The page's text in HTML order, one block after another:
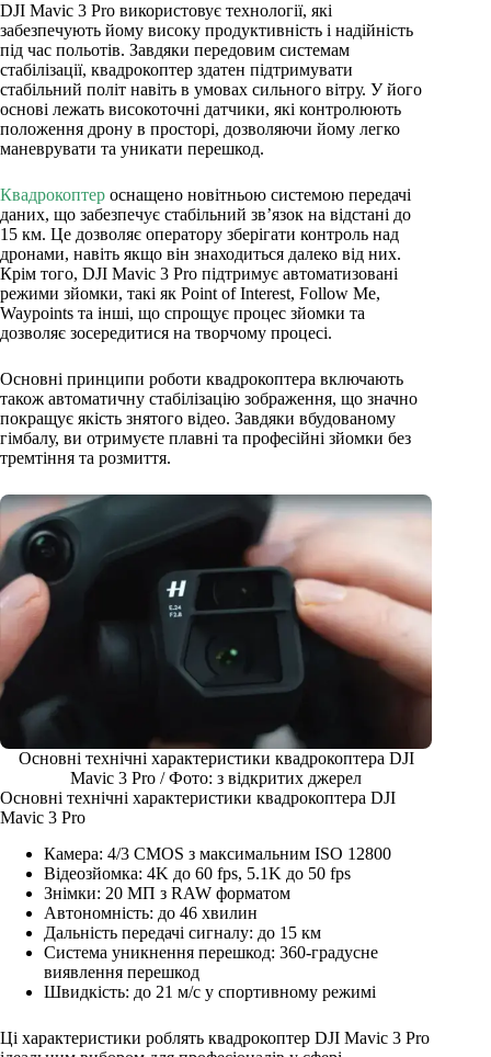
DJI Mavic 3 Pro використовує технології, які
забезпечують йому високу продуктивність і надійність
під час польотів. Завдяки передовим системам
стабілізації, квадрокоптер здатен підтримувати
стабільний політ навіть в умовах сильного вітру. У його
основі лежать високоточні датчики, які контролюють
положення дрону в просторі, дозволяючи йому легко
маневрувати та уникати перешкод.
Квадрокоптер оснащено новітньою системою передачі
даних, що забезпечує стабільний зв’язок на відстані до
15 км. Це дозволяє оператору зберігати контроль над
дронами, навіть якщо він знаходиться далеко від них.
Крім того, DJI Mavic 3 Pro підтримує автоматизовані
режими зйомки, такі як Point of Interest, Follow Me,
Waypoints та інші, що спрощує процес зйомки та
дозволяє зосередитися на творчому процесі.
Основні принципи роботи квадрокоптера включають
також автоматичну стабілізацію зображення, що значно
покращує якість знятого відео. Завдяки вбудованому
гімбалу, ви отримуєте плавні та професійні зйомки без
тремтіння та розмиття.
Основні технічні характеристики квадрокоптера DJI
Mavic 3 Pro / Фото: з відкритих джерел
Основні технічні характеристики квадрокоптера DJI
Mavic 3 Pro
Камера: 4/3 CMOS з максимальним ISO 12800
Відеозйомка: 4K до 60 fps, 5.1K до 50 fps
Знімки: 20 МП з RAW форматом
Автономність: до 46 хвилин
Дальність передачі сигналу: до 15 км
Система уникнення перешкод: 360-градусне
виявлення перешкод
Швидкість: до 21 м/с у спортивному режимі
Ці характеристики роблять квадрокоптер DJI Mavic 3 Pro